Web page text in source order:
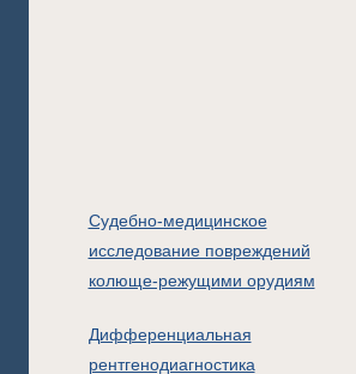
Судебно-медицинское
исследование повреждений
колюще-режущими орудиям
Дифференциальная
рентгенодиагностика